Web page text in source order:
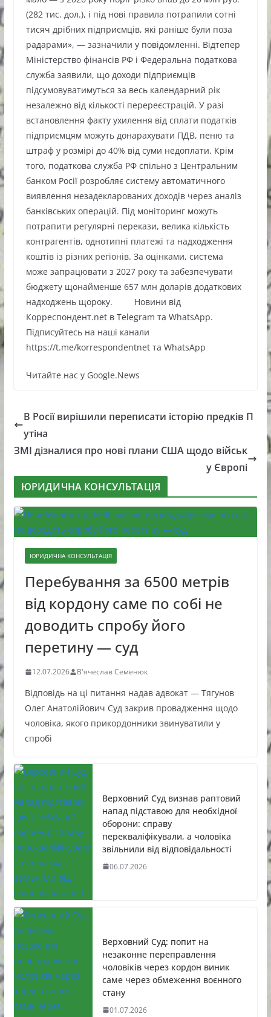
(282 тис. дол.), і під нові правила потрапили сотні
тисяч дрібних підприємців, які раніше були поза
радарами», — зазначили у повідомленні. Відтепер
Міністерство фінансів РФ і Федеральна податкова
служба заявили, що доходи підприємців
підсумовуватимуться за весь календарний рік
незалежно від кількості перереєстрацій. У разі
встановлення факту ухилення від сплати податків
підприємцям можуть донарахувати ПДВ, пеню та
штраф у розмірі до 40% від суми недоплати. Крім
того, податкова служба РФ спільно з Центральним
банком Росії розробляє систему автоматичного
виявлення незадекларованих доходів через аналіз
банківських операцій. Під моніторинг можуть
потрапити регулярні перекази, велика кількість
контрагентів, однотипні платежі та надходження
коштів із різних регіонів. За оцінками, система
може запрацювати з 2027 року та забезпечувати
бюджету щонайменше 657 млн доларів додаткових
надходжень щороку. Новини від
Корреспондент.net в Telegram та WhatsApp.
Підписуйтесь на наші канали
https://t.me/korrespondentnet та WhatsApp
Читайте нас у Google.News
В Росії вирішили переписати історію предків П
утіна
ЗМІ дізналися про нові плани США щодо військ
у Європі
ЮРИДИЧНА КОНСУЛЬТАЦІЯ
ЮРИДИЧНА КОНСУЛЬТАЦІЯ
Перебування за 6500 метрів
від кордону саме по собі не
доводить спробу його
перетину — суд
12.07.2026 В'ячеслав Семенюк
Відповідь на ці питання надав адвокат — Тягунов
Олег Анатолійович Суд закрив провадження щодо
чоловіка, якого прикордонники звинуватили у
спробі
Верховний Суд визнав раптовий
напад підставою для необхідної
оборони: справу
перекваліфікували, а чоловіка
звільнили від відповідальності
06.07.2026
Верховний Суд: попит на
незаконне переправлення
чоловіків через кордон виник
саме через обмеження воєнного
стану
01.07.2026